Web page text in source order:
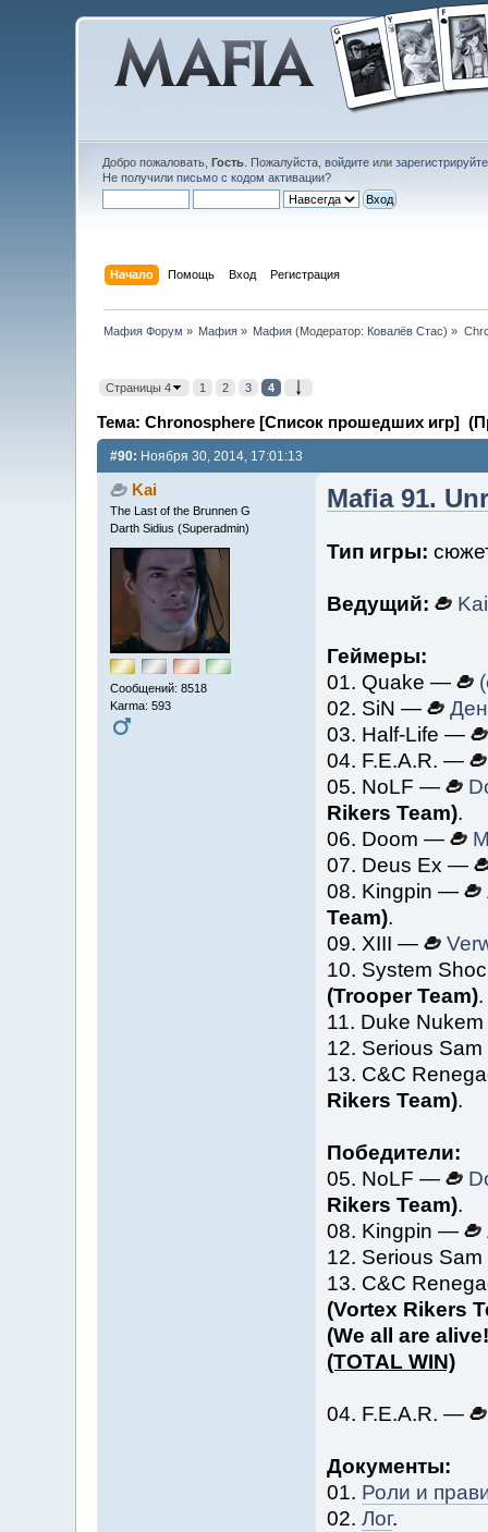
Добро пожаловать, Гость. Пожалуйста, войдитеили
Не получили письмо с кодом активации?
Начало Помощь Вход Регистрация
Мафия Форум » Мафия » Мафия (Модератор: Ковалёв Стас) »
Страницы 4 1 2 3 4
Тема: Chronosphere [Список прошедших игр]
#90: Ноября 30, 2014, 17:01:13
Kai
The Last of the Brunnen G
Darth Sidius (Superadmin)
Сообщений: 8518
Karma: 593
Mafia 91.
Тип игры:
Ведущий: Kai
Геймеры:
01. Quake —
02. SiN —
03. Half-Life —
04. F.E.A.R. —
05. NoLF —
Rikers Team).
06. Doom —
07. Deus Ex —
08. Kingpin —
Team).
09. XIII —
10. System
(Trooper Team).
11. Duke
12. Serious
13. C&C
Rikers Team).
Победители:
05. NoLF —
Rikers Team).
08. Kingpin —
12. Serious
13. C&C
(Vortex Rikers
(We all are
(TOTAL WIN)
04. F.E.A.R. —
Документы:
01. Роли и
02. Лог.